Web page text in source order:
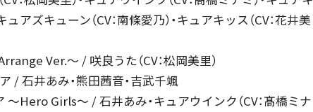
ュアズキューン（CV：南條愛乃）・キュアキッス（CV：花井美
Ver.～ / 咲良うた（CV：松岡美里）
/ 石井あみ・熊田茜音・吉武千颯
～Hero Girls～ / 石井あみ・キュアウインク（CV：髙橋ミナ